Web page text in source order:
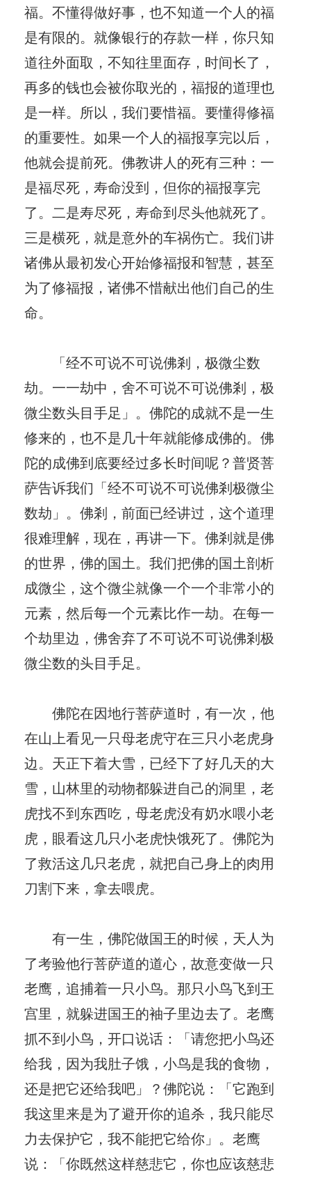
福。不懂得做好事，也不知道一个人的福
是有限的。就像银行的存款一样，你只知
道往外面取，不知往里面存，时间长了，
再多的钱也会被你取光的，福报的道理也
是一样。所以，我们要惜福。要懂得修福
的重要性。如果一个人的福报享完以后，
他就会提前死。佛教讲人的死有三种：一
是福尽死，寿命没到，但你的福报享完
了。二是寿尽死，寿命到尽头他就死了。
三是横死，就是意外的车祸伤亡。我们讲
诸佛从最初发心开始修福报和智慧，甚至
为了修福报，诸佛不惜献出他们自己的生
命。
「经不可说不可说佛剎，极微尘数
劫。一一劫中，舍不可说不可说佛剎，极
微尘数头目手足」。佛陀的成就不是一生
修来的，也不是几十年就能修成佛的。佛
陀的成佛到底要经过多长时间呢？普贤菩
萨告诉我们「经不可说不可说佛剎极微尘
数劫」。佛剎，前面已经讲过，这个道理
很难理解，现在，再讲一下。佛剎就是佛
的世界，佛的国土。我们把佛的国土剖析
成微尘，这个微尘就像一个一个非常小的
元素，然后每一个元素比作一劫。在每一
个劫里边，佛舍弃了不可说不可说佛剎极
微尘数的头目手足。
佛陀在因地行菩萨道时，有一次，他
在山上看见一只母老虎守在三只小老虎身
边。天正下着大雪，已经下了好几天的大
雪，山林里的动物都躲进自己的洞里，老
虎找不到东西吃，母老虎没有奶水喂小老
虎，眼看这几只小老虎快饿死了。佛陀为
了救活这几只老虎，就把自己身上的肉用
刀割下来，拿去喂虎。
有一生，佛陀做国王的时候，天人为
了考验他行菩萨道的道心，故意变做一只
老鹰，追捕着一只小鸟。那只小鸟飞到王
宫里，就躲进国王的袖子里边去了。老鹰
抓不到小鸟，开口说话：「请您把小鸟还
给我，因为我肚子饿，小鸟是我的食物，
还是把它还给我吧」？佛陀说：「它跑到
我这里来是为了避开你的追杀，我只能尽
力去保护它，我不能把它给你」。老鹰
说：「你既然这样慈悲它，你也应该慈悲